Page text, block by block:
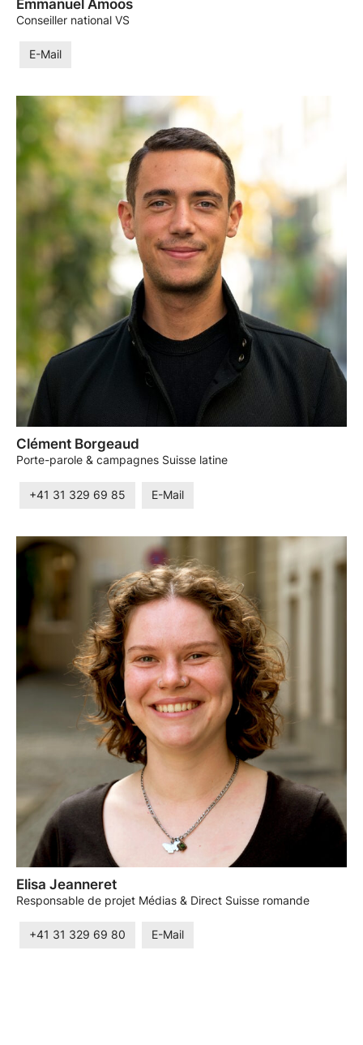
Emmanuel Amoos
Conseiller national VS
E-Mail
Clément Borgeaud
Porte-parole & campagnes Suisse latine
+41 31 329 69 85 E-Mail
Elisa Jeanneret
Responsable de projet Médias & Direct Suisse romande
+41 31 329 69 80 E-Mail